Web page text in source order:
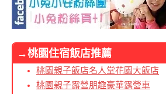
→桃園住宿飯店推薦
桃園親子飯店名人堂花園大飯店
桃園親子露營朋趣豪華露營車